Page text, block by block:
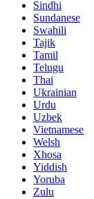
Sindhi
Sundanese
Swahili
Tajik
Tamil
Telugu
Thai
Ukrainian
Urdu
Uzbek
Vietnamese
Welsh
Xhosa
Yiddish
Yoruba
Zulu